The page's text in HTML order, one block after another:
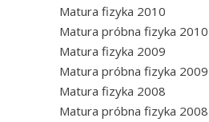
Matura fizyka 2010
Matura próbna fizyka 2010
Matura fizyka 2009
Matura próbna fizyka 2009
Matura fizyka 2008
Matura próbna fizyka 2008